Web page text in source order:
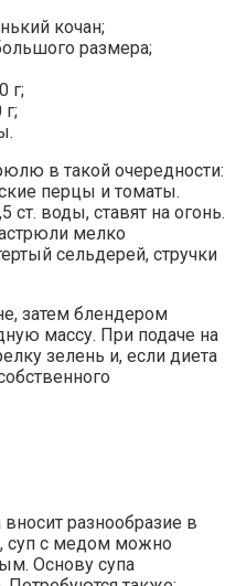
кочан;
размера;
г;
в такой очередности:
перцы и томаты.
ст. воды, ставят на огонь.
мелко
сельдерей, стручки
затем блендером
массу. При подаче на
зелень и, если диета
разнообразие в
суп с медом можно
Основу супа